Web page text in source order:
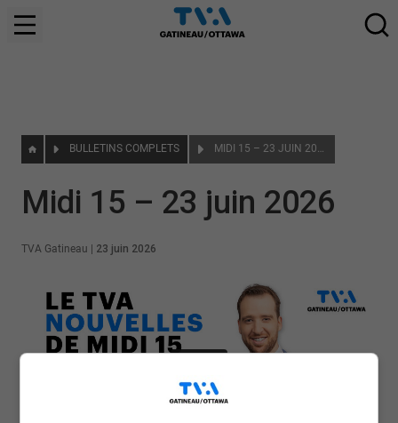
BULLETINS COMPLETS MIDI 15 – 23 JUIN 2026
Midi 15 – 23 juin 2026
TVA Gatineau 23 juin 2026